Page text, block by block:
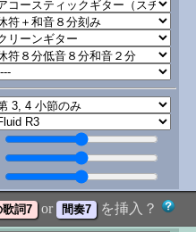
or
を挿入？